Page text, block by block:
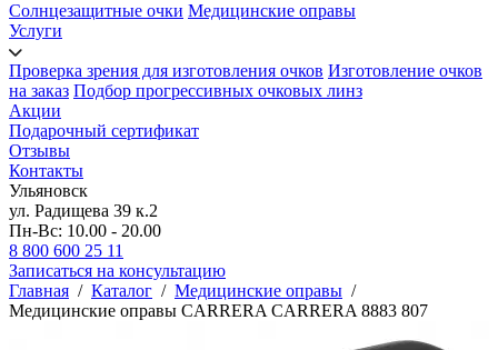
Солнцезащитные очки Медицинские оправы
Услуги
Проверка зрения для изготовления очков Изготовление очков
на заказ Подбор прогрессивных очковых линз
Акции
Подарочный сертификат
Отзывы
Контакты
Ульяновск
ул. Радищева 39 к.2
Пн-Вс: 10.00 - 20.00
8 800 600 25 11
Записаться на консультацию
Главная / Каталог / Медицинские оправы /
Медицинские оправы CARRERA CARRERA 8883 807